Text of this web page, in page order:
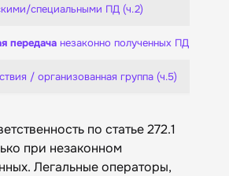
специальными ПД (ч.2)
передача незаконно полученных ПД (ч.4)
/ организованная группа (ч.5)
по статье 272.1
при незаконном
Легальные операторы,